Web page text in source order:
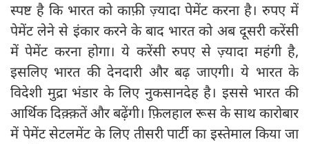
स्पष्ट है कि भारत को काफ़ी ज़्यादा पेमेंट करना है। रुपए में
पेमेंट लेने से इंकार करने के बाद भारत को अब दूसरी करेंसी
में पेमेंट करना होगा। ये करेंसी रुपए से ज़्यादा महंगी है,
इसलिए भारत की देनदारी और बढ़ जाएगी। ये भारत के
विदेशी मुद्रा भंडार के लिए नुकसानदेह है। इससे भारत की
आर्थिक दिक़्क़तें और बढ़ेंगी। फ़िलहाल रूस के साथ कारोबार
में पेमेंट सेटलमेंट के लिए तीसरी पार्टी का इस्तेमाल किया जा